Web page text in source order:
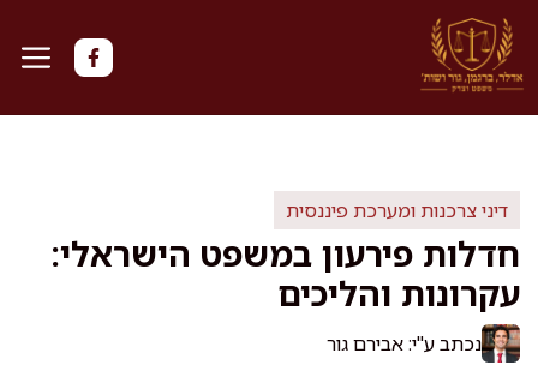
לדלג
לתוכן
דיני צרכנות ומערכת פיננסית
חדלות פירעון במשפט הישראלי:
עקרונות והליכים
נכתב ע"י: אבירם גור